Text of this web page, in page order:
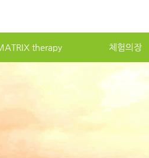
체험의장